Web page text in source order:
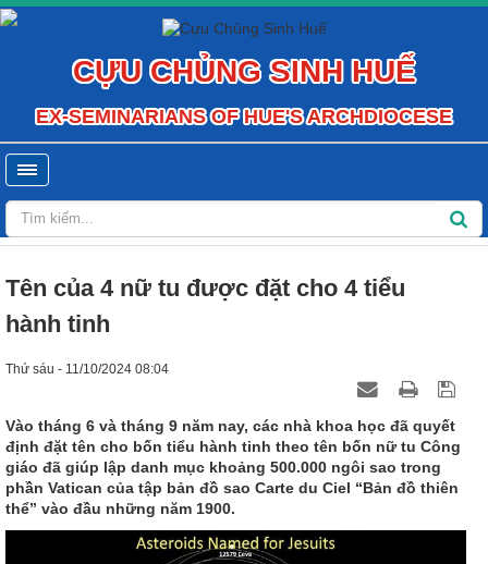
CỰU CHỦNG SINH HUẾ
EX-SEMINARIANS OF HUE'S ARCHDIOCESE
Tên của 4 nữ tu được đặt cho 4 tiểu
hành tinh
Thứ sáu - 11/10/2024 08:04
Vào tháng 6 và tháng 9 năm nay, các nhà khoa học đã quyết
định đặt tên cho bốn tiểu hành tinh theo tên bốn nữ tu Công
giáo đã giúp lập danh mục khoảng 500.000 ngôi sao trong
phần Vatican của tập bản đồ sao Carte du Ciel “Bản đồ thiên
thể” vào đầu những năm 1900.